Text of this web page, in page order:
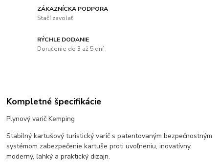
ZÁKAZNÍCKA PODPORA
Stačí zavolať
RÝCHLE DODANIE
Doručenie do 3 až 5 dní
Kompletné špecifikácie
Plynový varič Kemping
Stabilný kartušový turistický varič s patentovaným bezpečnostným
systémom zabezpečenie kartuše proti uvoľneniu, inovatívny,
moderný, ľahký a praktický dizajn.